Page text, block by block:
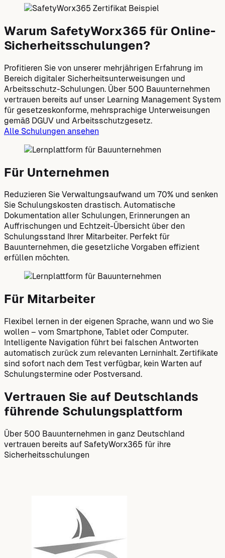
Warum SafetyWorx365 für Online-
Sicherheitsschulungen?
Profitieren Sie von unserer mehrjährigen Erfahrung im
Bereich digitaler Sicherheitsunterweisungen und
Arbeitsschutz-Schulungen. Über 500 Bauunternehmen
vertrauen bereits auf unser Learning Management System
für gesetzeskonforme, mehrsprachige Unterweisungen
gemäß DGUV und Arbeitsschutzgesetz.
Alle Schulungen ansehen
Für Unternehmen
Reduzieren Sie Verwaltungsaufwand um 70% und senken
Sie Schulungskosten drastisch. Automatische
Dokumentation aller Schulungen, Erinnerungen an
Auffrischungen und Echtzeit-Übersicht über den
Schulungsstand Ihrer Mitarbeiter. Perfekt für
Bauunternehmen, die gesetzliche Vorgaben effizient
erfüllen möchten.
Für Mitarbeiter
Flexibel lernen in der eigenen Sprache, wann und wo Sie
wollen – vom Smartphone, Tablet oder Computer.
Intelligente Navigation führt bei falschen Antworten
automatisch zurück zum relevanten Lerninhalt. Zertifikate
sind sofort nach dem Test verfügbar, kein Warten auf
Schulungstermine oder Postversand.
Vertrauen Sie auf Deutschlands
führende Schulungsplattform
Über 500 Bauunternehmen in ganz Deutschland
vertrauen bereits auf SafetyWorx365 für ihre
Sicherheitsschulungen